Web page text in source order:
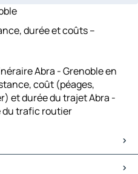
durée et coûts –
Abra - Grenoble en
coût (péages,
et durée du trajet Abra -
du trafic routier